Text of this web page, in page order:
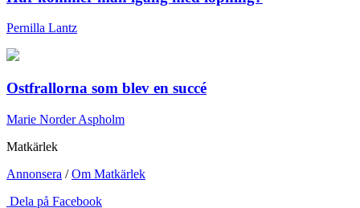
Pernilla Lantz
Ostfrallorna som blev en succé
Marie Norder Aspholm
Matkärlek
Annonsera /Om Matkärlek
Dela på Facebook